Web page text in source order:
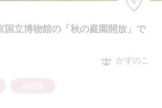
国立博物館の「秋の庭園開放」で
かずのこ